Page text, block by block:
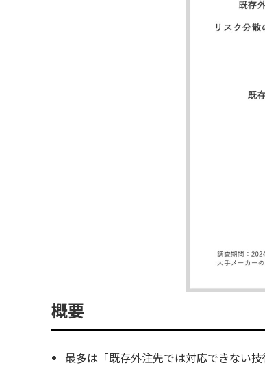
概要
最多は「既存外注先では対応できない